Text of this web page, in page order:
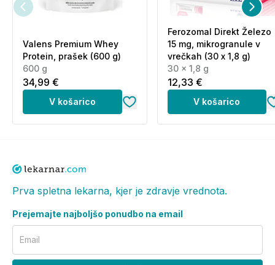
Valens Premium Whey
Protein, prašek (600 g)
600 g
34,99 €
V košarico
Ferozomal Direkt Železo
15 mg, mikrogranule v
vrečkah (30 x 1,8 g)
30 x 1,8 g
12,33 €
V košarico
Prva spletna lekarna, kjer je zdravje vrednota.
Prejemajte najboljšo ponudbo na email
Email